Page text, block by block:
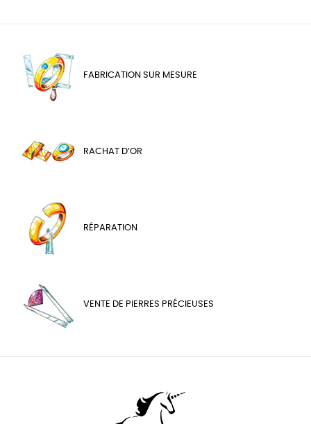
FABRICATION SUR MESURE
RACHAT D’OR
RÉPARATION
VENTE DE PIERRES PRÉCIEUSES